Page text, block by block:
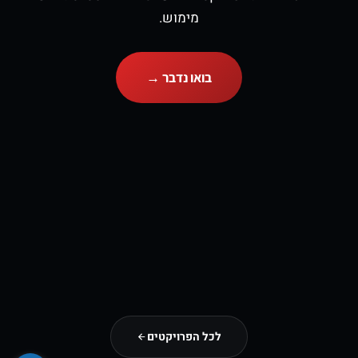
מימוש.
בואו נדבר →
לכל הפרויקטים